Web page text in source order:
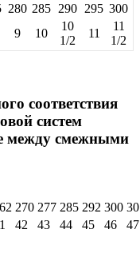
280 285 290 295 300
9 10
10
1/2
11
11
1/2
соответствия
систем
между смежными
270 277 285 292 300
42 43 44 45 46 47